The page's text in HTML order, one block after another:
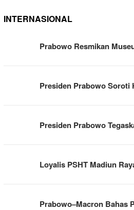
INTERNASIONAL
Prabowo Resmikan
Presiden Prabowo
Presiden Prabowo
Loyalis PSHT Madiun
Prabowo–Macron Bahas